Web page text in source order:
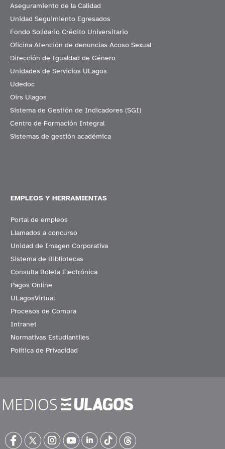
Aseguramiento de la Calidad
Unidad Seguimiento Egresados
Fondo Solidario Crédito Universitario
Oficina Atención de denuncias Acoso Sexual
Dirección de Igualdad de Género
Unidades de Servicios ULagos
Udedoc
Oirs Ulagos
Sistema de Gestión de Indicadores (SGI)
Centro de Formación Integral
Sistemas de gestión académica
EMPLEOS Y HERRAMIENTAS
Portal de empleos
Llamados a concurso
Unidad de Imagen Corporativa
Sistema de Bibliotecas
Consulta Boleta Electrónica
Pagos Online
ULagosVirtual
Procesos de Compra
Intranet
Normativas Estudiantiles
Política de Privacidad